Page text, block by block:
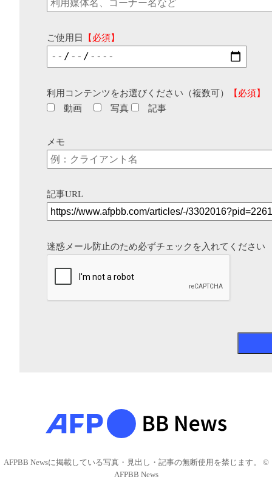
ご使用日 【必須】
利用コンテンツをお選びください（複数可）
【必須】
動画
写真 記事
メモ
記事URL
迷惑メール防止のため必ずチェックを入れてください
AFPBB Newsに掲載している写真・見出し・記事の無断使用を禁じます。 ©
AFPBB News